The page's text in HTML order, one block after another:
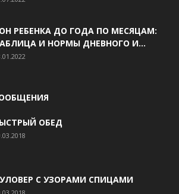
РЕБЕНКА ДО ГОДА ПО МЕСЯЦАМ:
И НОРМЫ ДНЕВНОГО И...
ОБЕД
С УЗОРАМИ СПИЦАМИ